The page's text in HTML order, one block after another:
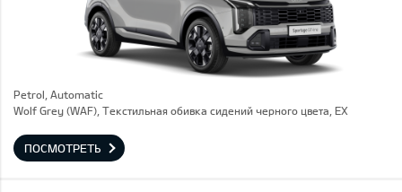
Petrol, Automatic
Wolf Grey (WAF), Текстильная обивка сидений черного цвета, EX
ПОСМОТРЕТЬ